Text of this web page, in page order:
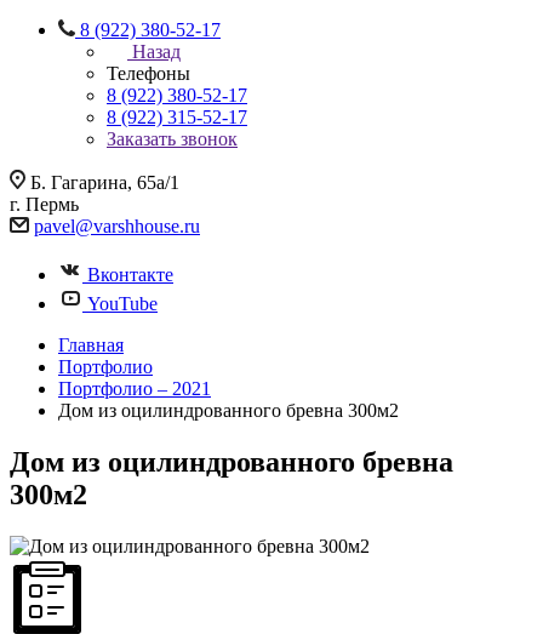
8 (922) 380-52-17
Назад
Телефоны
8 (922) 380-52-17
8 (922) 315-52-17
Заказать звонок
Б. Гагарина, 65а/1
г. Пермь
pavel@varshhouse.ru
Вконтакте
YouTube
Главная
Портфолио
Портфолио – 2021
Дом из оцилиндрованного бревна 300м2
Дом из оцилиндрованного бревна
300м2